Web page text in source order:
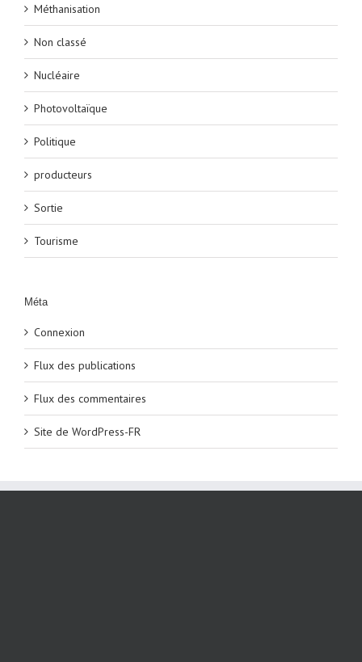
Méthanisation
Non classé
Nucléaire
Photovoltaïque
Politique
producteurs
Sortie
Tourisme
Méta
Connexion
Flux des publications
Flux des commentaires
Site de WordPress-FR